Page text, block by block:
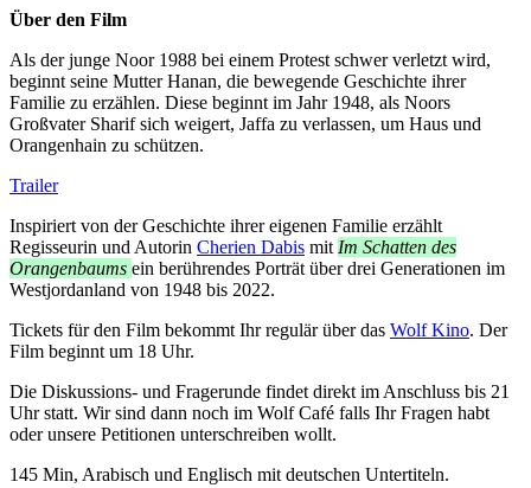
Über den Film
Als der junge Noor 1988 bei einem Protest schwer verletzt wird,
beginnt seine Mutter Hanan, die bewegende Geschichte ihrer
Familie zu erzählen. Diese beginnt im Jahr 1948, als Noors
Großvater Sharif sich weigert, Jaffa zu verlassen, um Haus und
Orangenhain zu schützen.
Trailer
Inspiriert von der Geschichte ihrer eigenen Familie erzählt
Regisseurin und Autorin Cherien Dabis mit Im Schatten des
Orangenbaums ein berührendes Porträt über drei Generationen im
Westjordanland von 1948 bis 2022.
Tickets für den Film bekommt Ihr regulär über das Wolf Kino. Der
Film beginnt um 18 Uhr.
Die Diskussions- und Fragerunde findet direkt im Anschluss bis 21
Uhr statt. Wir sind dann noch im Wolf Café falls Ihr Fragen habt
oder unsere Petitionen unterschreiben wollt.
145 Min, Arabisch und Englisch mit deutschen Untertiteln.